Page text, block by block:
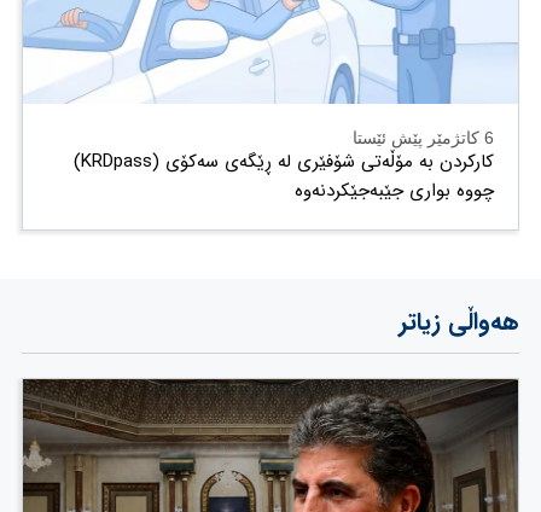
6 کاتژمێر پێش ئێستا
کارکردن بە مۆڵەتی شۆفێری لە ڕێگەی سەکۆی (KRDpass)
چووە بواری جێبەجێکردنەوە
هەواڵی زیاتر